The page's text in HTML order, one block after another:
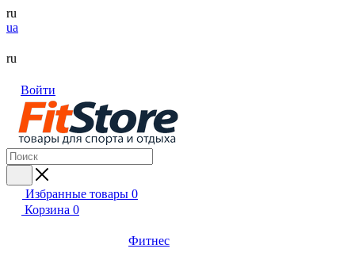
ru
ua
ru
Войти
Избранные товары 0
Корзина 0
Фитнес